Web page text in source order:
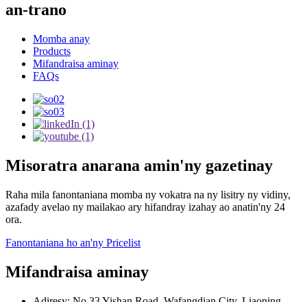
an-trano
Momba anay
Products
Mifandraisa aminay
FAQs
Misoratra anarana amin'ny gazetinay
Raha mila fanontaniana momba ny vokatra na ny lisitry ny vidiny,
azafady avelao ny mailakao ary hifandray izahay ao anatin'ny 24
ora.
Fanontaniana ho an'ny Pricelist
Mifandraisa aminay